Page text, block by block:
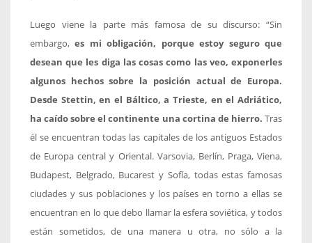
Luego viene la parte más famosa de su discurso: “Sin
embargo,es mi obligación, porque estoy seguro que
desean que les diga las cosas como las veo, exponerles
algunos hechos sobre la posición actual de Europa.
Desde Stettin, en el Báltico, a Trieste, en el Adriático,
ha caído sobre el continente una cortina de hierro. Tras
él se encuentran todas las capitales de los antiguos Estados
de Europa central y Oriental. Varsovia, Berlín, Praga, Viena,
Budapest, Belgrado, Bucarest y Sofía, todas estas famosas
ciudades y sus poblaciones y los países en torno a ellas se
encuentran en lo que debo llamar la esfera soviética, y todos
están sometidos, de una manera u otra, no sólo a la